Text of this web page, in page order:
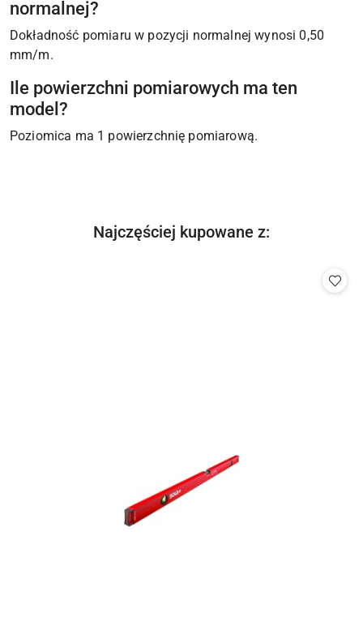
normalnej?
Dokładność pomiaru w pozycji normalnej wynosi 0,50
mm/m.
Ile powierzchni pomiarowych ma ten
model?
Poziomica ma 1 powierzchnię pomiarową.
Pomiń karuzelę produktów
Produkty
Najczęściej kupowane z: